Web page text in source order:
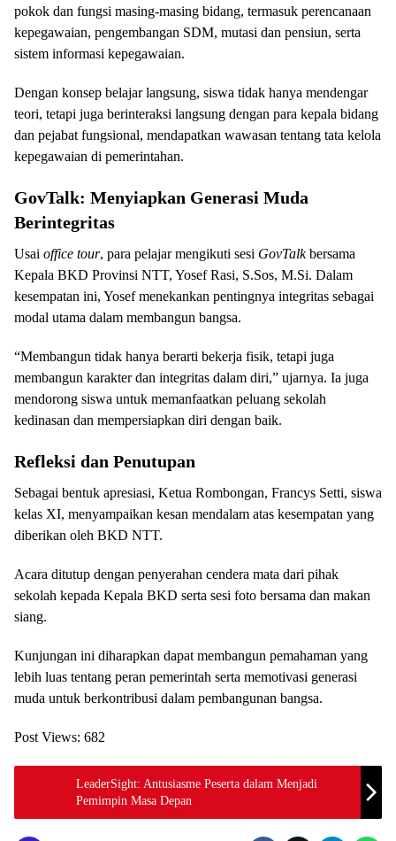
pokok dan fungsi masing-masing bidang, termasuk perencanaan
kepegawaian, pengembangan SDM, mutasi dan pensiun, serta
sistem informasi kepegawaian.
Dengan konsep belajar langsung, siswa tidak hanya mendengar
teori, tetapi juga berinteraksi langsung dengan para kepala bidang
dan pejabat fungsional, mendapatkan wawasan tentang tata kelola
kepegawaian di pemerintahan.
GovTalk: Menyiapkan Generasi Muda
Berintegritas
Usai office tour, para pelajar mengikuti sesi GovTalkbersama
Kepala BKD Provinsi NTT, Yosef Rasi, S.Sos, M.Si. Dalam
kesempatan ini, Yosef menekankan pentingnya integritas sebagai
modal utama dalam membangun bangsa.
“Membangun tidak hanya berarti bekerja fisik, tetapi juga
membangun karakter dan integritas dalam diri,” ujarnya. Ia juga
mendorong siswa untuk memanfaatkan peluang sekolah
kedinasan dan mempersiapkan diri dengan baik.
Refleksi dan Penutupan
Sebagai bentuk apresiasi, Ketua Rombongan, Francys Setti, siswa
kelas XI, menyampaikan kesan mendalam atas kesempatan yang
diberikan oleh BKD NTT.
Acara ditutup dengan penyerahan cendera mata dari pihak
sekolah kepada Kepala BKD serta sesi foto bersama dan makan
siang.
Kunjungan ini diharapkan dapat membangun pemahaman yang
lebih luas tentang peran pemerintah serta memotivasi generasi
muda untuk berkontribusi dalam pembangunan bangsa.
Post Views: 682
LeaderSight: Antusiasme Peserta dalam Menjadi
Pemimpin Masa Depan